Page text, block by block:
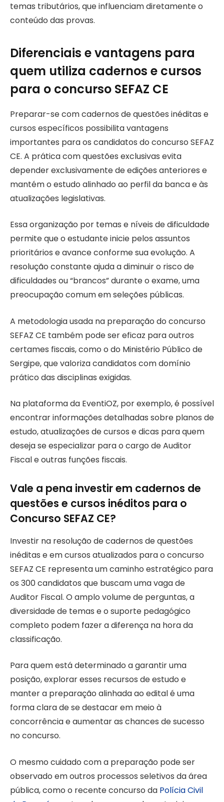
temas tributários, que influenciam diretamente o
conteúdo das provas.
Diferenciais e vantagens para
quem utiliza cadernos e cursos
para o concurso SEFAZ CE
Preparar-se com cadernos de questões inéditas e
cursos específicos possibilita vantagens
importantes para os candidatos do concurso SEFAZ
CE. A prática com questões exclusivas evita
depender exclusivamente de edições anteriores e
mantém o estudo alinhado ao perfil da banca e às
atualizações legislativas.
Essa organização por temas e níveis de dificuldade
permite que o estudante inicie pelos assuntos
prioritários e avance conforme sua evolução. A
resolução constante ajuda a diminuir o risco de
dificuldades ou “brancos” durante o exame, uma
preocupação comum em seleções públicas.
A metodologia usada na preparação do concurso
SEFAZ CE também pode ser eficaz para outros
certames fiscais, como o do Ministério Público de
Sergipe, que valoriza candidatos com domínio
prático das disciplinas exigidas.
Na plataforma da EventiOZ, por exemplo, é possível
encontrar informações detalhadas sobre planos de
estudo, atualizações de cursos e dicas para quem
deseja se especializar para o cargo de Auditor
Fiscal e outras funções fiscais.
Vale a pena investir em cadernos de
questões e cursos inéditos para o
Concurso SEFAZ CE?
Investir na resolução de cadernos de questões
inéditas e em cursos atualizados para o concurso
SEFAZ CE representa um caminho estratégico para
os 300 candidatos que buscam uma vaga de
Auditor Fiscal. O amplo volume de perguntas, a
diversidade de temas e o suporte pedagógico
completo podem fazer a diferença na hora da
classificação.
Para quem está determinado a garantir uma
posição, explorar esses recursos de estudo e
manter a preparação alinhada ao edital é uma
forma clara de se destacar em meio à
concorrência e aumentar as chances de sucesso
no concurso.
O mesmo cuidado com a preparação pode ser
observado em outros processos seletivos da área
pública, como o recente concurso da Polícia Civil